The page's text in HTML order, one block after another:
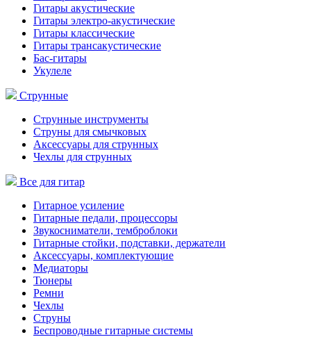
Гитары акустические
Гитары электро-акустические
Гитары классические
Гитары трансакустические
Бас-гитары
Укулеле
Струнные
Струнные инструменты
Струны для смычковых
Аксессуары для струнных
Чехлы для струнных
Все для гитар
Гитарное усиление
Гитарные педали, процессоры
Звукосниматели, темброблоки
Гитарные стойки, подставки, держатели
Аксессуары, комплектующие
Медиаторы
Тюнеры
Ремни
Чехлы
Струны
Беспроводные гитарные системы